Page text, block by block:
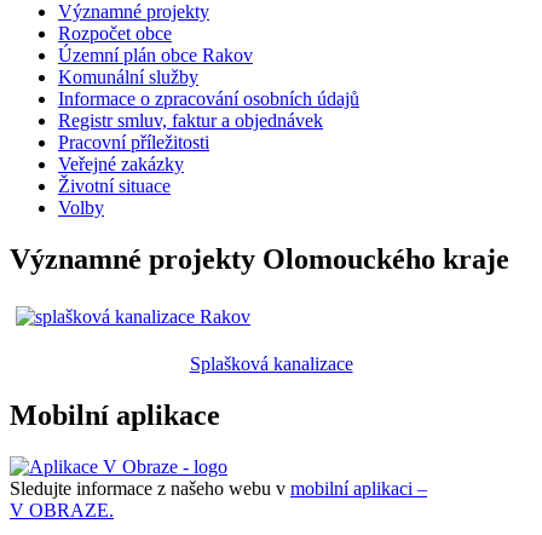
Významné projekty
Rozpočet obce
Územní plán obce Rakov
Komunální služby
Informace o zpracování osobních údajů
Registr smluv, faktur a objednávek
Pracovní příležitosti
Veřejné zakázky
Životní situace
Volby
Významné projekty Olomouckého kraje
Splašková kanalizace
Mobilní aplikace
Sledujte informace z našeho webu v mobilní aplikaci –
V OBRAZE.